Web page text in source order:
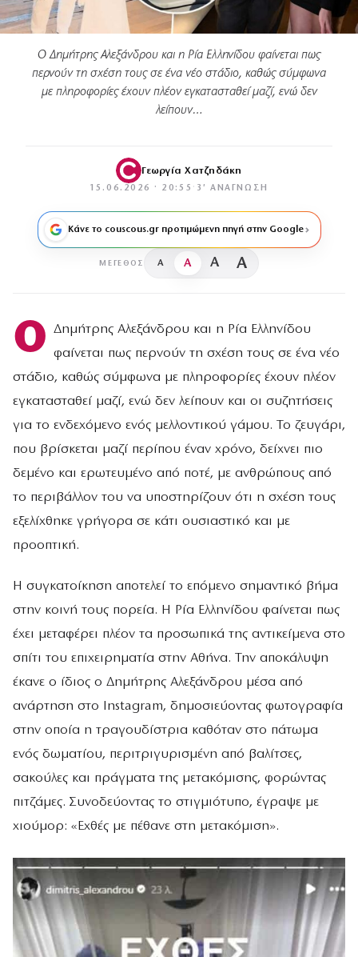
Ο Δημήτρης Αλεξάνδρου και η Ρία Ελληνίδου φαίνεται πως
περνούν τη σχέση τους σε ένα νέο στάδιο, καθώς σύμφωνα
με πληροφορίες έχουν πλέον εγκατασταθεί μαζί, ενώ δεν
λείπουν…
Γεωργία Χατζηδάκη
15.06.2026 · 20:55 · 3′ ΑΝΆΓΝΩΣΗ
Κάνε το couscous.gr προτιμώμενη πηγή στην Google
ΜΈΓΕΘΟΣ A A A A
Ο Δημήτρης Αλεξάνδρου και η Ρία Ελληνίδου
φαίνεται πως περνούν τη σχέση τους σε ένα νέο
στάδιο, καθώς σύμφωνα με πληροφορίες έχουν πλέον
εγκατασταθεί μαζί, ενώ δεν λείπουν και οι συζητήσεις
για το ενδεχόμενο ενός μελλοντικού γάμου. Το ζευγάρι,
που βρίσκεται μαζί περίπου έναν χρόνο, δείχνει πιο
δεμένο και ερωτευμένο από ποτέ, με ανθρώπους από
το περιβάλλον του να υποστηρίζουν ότι η σχέση τους
εξελίχθηκε γρήγορα σε κάτι ουσιαστικό και με
προοπτική.
Η συγκατοίκηση αποτελεί το επόμενο σημαντικό βήμα
στην κοινή τους πορεία. Η Ρία Ελληνίδου φαίνεται πως
έχει μεταφέρει πλέον τα προσωπικά της αντικείμενα στο
σπίτι του επιχειρηματία στην Αθήνα. Την αποκάλυψη
έκανε ο ίδιος ο Δημήτρης Αλεξάνδρου μέσα από
ανάρτηση στο Instagram, δημοσιεύοντας φωτογραφία
στην οποία η τραγουδίστρια καθόταν στο πάτωμα
ενός δωματίου, περιτριγυρισμένη από βαλίτσες,
σακούλες και πράγματα της μετακόμισης, φορώντας
πιτζάμες. Συνοδεύοντας το στιγμιότυπο, έγραψε με
χιούμορ: «Εχθές με πέθανε στη μετακόμιση».